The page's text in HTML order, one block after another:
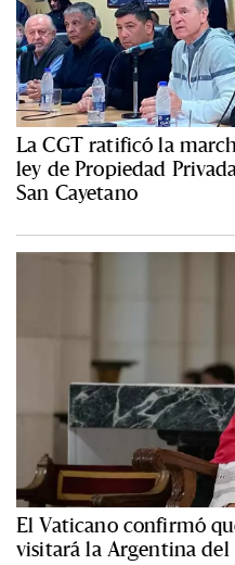
La CGT ratificó la
ley de Propiedad
San Cayetano
El Vaticano confirmó
visitará la Argentina del